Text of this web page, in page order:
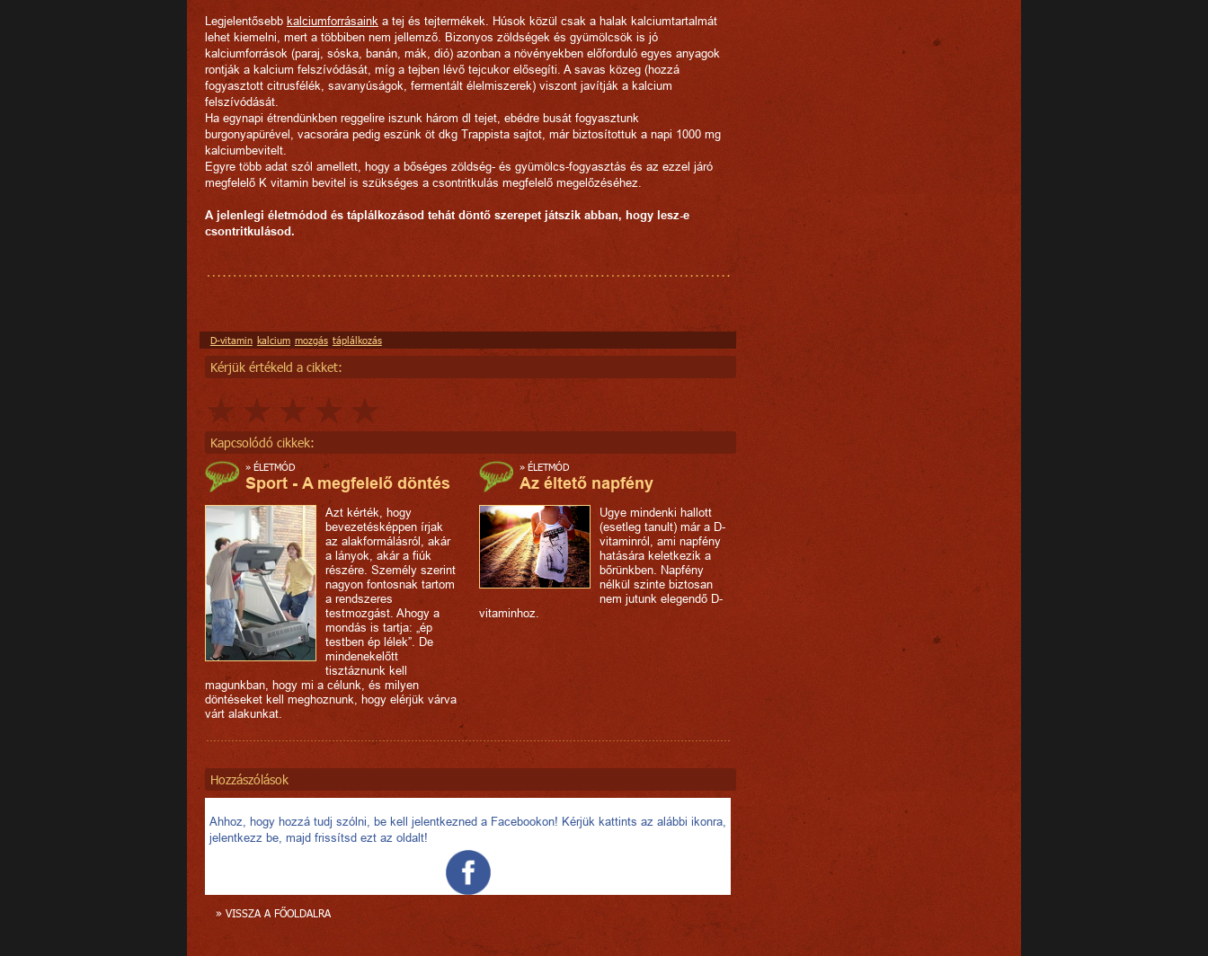
Legjelentősebb kalciumforrásaink a tej és tejtermékek. Húsok közül csak a halak kalciumtartalmát
lehet kiemelni, mert a többiben nem jellemző. Bizonyos zöldségek és gyümölcsök is jó
kalciumforrások (paraj, sóska, banán, mák, dió) azonban a növényekben előforduló egyes anyagok
rontják a kalcium felszívódását, míg a tejben lévő tejcukor elősegíti. A savas közeg (hozzá
fogyasztott citrusfélék, savanyúságok, fermentált élelmiszerek) viszont javítják a kalcium
felszívódását.
Ha egynapi étrendünkben reggelire iszunk három dl tejet, ebédre busát fogyasztunk
burgonyapürével, vacsorára pedig eszünk öt dkg Trappista sajtot, már biztosítottuk a napi 1000 mg
kalciumbevitelt.
Egyre több adat szól amellett, hogy a bőséges zöldség- és gyümölcs-fogyasztás és az ezzel járó
megfelelő K vitamin bevitel is szükséges a csontritkulás megfelelő megelőzéséhez.
A jelenlegi életmódod és táplálkozásod tehát döntő szerepet játszik abban, hogy lesz-e
csontritkulásod.
D-vitamin kalcium mozgás táplálkozás
Kérjük értékeld a cikket:
Kapcsolódó cikkek:
» ÉLETMÓD
Sport - A megfelelő döntés
Azt kérték, hogy
bevezetésképpen írjak
az alakformálásról, akár
a lányok, akár a fiúk
részére. Személy szerint
nagyon fontosnak tartom
a rendszeres
testmozgást. Ahogy a
mondás is tartja: „ép
testben ép lélek”. De
mindenekelőtt
tisztáznunk kell
magunkban, hogy mi a célunk, és milyen
döntéseket kell meghoznunk, hogy elérjük várva
várt alakunkat.
» ÉLETMÓD
Az éltető napfény
Ugye mindenki hallott
(esetleg tanult) már a D-
vitaminról, ami napfény
hatására keletkezik a
bőrünkben. Napfény
nélkül szinte biztosan
nem jutunk elegendő D-
vitaminhoz.
Hozzászólások
Ahhoz, hogy hozzá tudj szólni, be kell jelentkezned a Facebookon! Kérjük kattints az alábbi ikonra,
jelentkezz be, majd frissítsd ezt az oldalt!
» VISSZA A FŐOLDALRA